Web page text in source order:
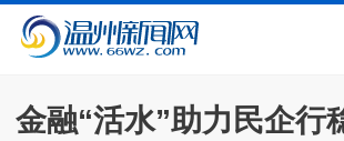
金融“活水”助力民企行